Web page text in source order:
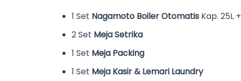
1 Set Nagamoto Boiler Otomatis Kap. 25L
2 Set Meja Setrika
1 Set Meja Packing
1 Set Meja Kasir & Lemari Laundry